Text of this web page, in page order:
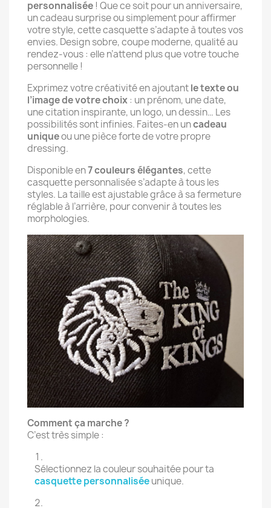
personnalisée ! Que ce soit pour un anniversaire,
un cadeau surprise ou simplement pour affirmer
votre style, cette casquette s’adapte à toutes vos
envies. Design sobre, coupe moderne, qualité au
rendez-vous : elle n’attend plus que votre touche
personnelle !
Exprimez votre créativité en ajoutantle texte ou
l’image de votre choix: un prénom, une date,
une citation inspirante, un logo, un dessin… Les
possibilités sont infinies. Faites-en uncadeau
uniqueou une pièce forte de votre propre
dressing.
Disponible en7 couleurs élégantes, cette
casquette personnalisée s’adapte à tous les
styles. La taille est ajustable grâce à sa fermeture
réglable à l’arrière, pour convenir à toutes les
morphologies.
Comment ça marche ?
C’est très simple :
Sélectionnez la couleur souhaitée pour ta
casquette personnaliséeunique.